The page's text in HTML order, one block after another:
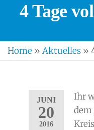
4 Tage
Home » Aktuelles »
JUNI
20
2016
Ihr
dem